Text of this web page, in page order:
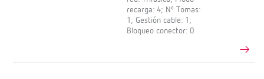
recarga: 4; Nº Tomas:
1; Gestión cable: 1;
Bloqueo conector: 0